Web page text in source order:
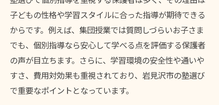
子どもの性格や学習スタイルに合った指導が期待できる
からです。例えば、集団授業では質問しづらいお子さま
でも、個別指導なら安心して学べる点を評価する保護者
の声が目立ちます。さらに、学習環境の安全性や通いや
すさ、費用対効果も重視されており、岩見沢市の塾選び
で重要なポイントとなっています。